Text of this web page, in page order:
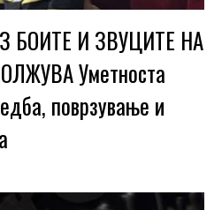
БОИТЕ И ЗВУЦИТЕ НА
Уметноста
поврзување и